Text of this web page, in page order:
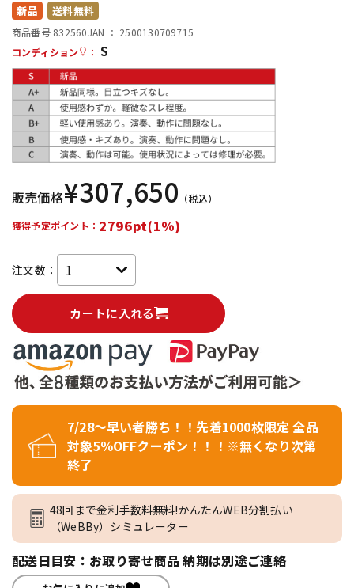
配信/ライブ機器
新品 送料無料
商品番号 832560JAN ： 2500130709715
コンディション
： S
販売価格¥307,650 （税込）
獲得予定ポイント： 2796pt(1%)
注文数：
カートに入れる
7/28～早い者勝ち！！先着1000枚限定 全品
対象5％OFFクーポン！！！※無くなり次第
終了
48回まで金利手数料無料!かんたんWEB分割払い
（WeBBy）シミュレーター
配送日目安：お取り寄せ商品 納期は別途ご連絡